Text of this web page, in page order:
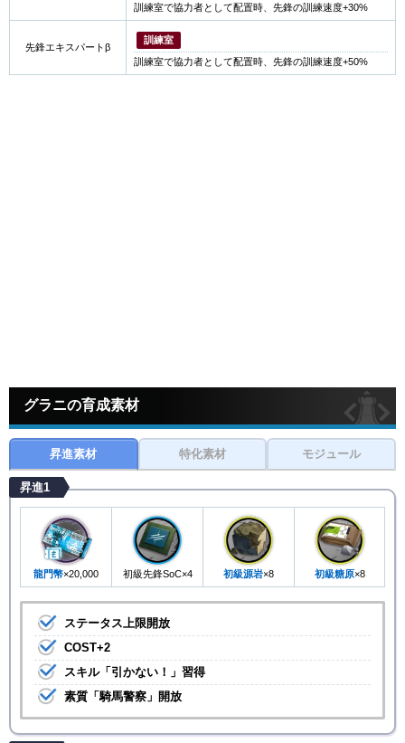
訓練室で協力者として配置時、先鋒の訓練速度+30%
先鋒エキスパートβ
訓練室
訓練室で協力者として配置時、先鋒の訓練速度+50%
グラニの育成素材
昇進素材 特化素材 モジュール
昇進1
龍門幣×20,000 初級先鋒SoC×4 初級源岩×8 初級糖原×8
ステータス上限開放
COST+2
スキル「引かない！」習得
素質「騎馬警察」開放